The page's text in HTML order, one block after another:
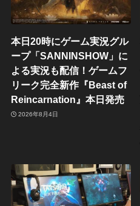
本日20時にゲーム実況グル
ープ「SANNINSHOW」に
よる実況も配信！ゲームフ
リーク完全新作『Beast of
Reincarnation』本日発売
2026年8月4日